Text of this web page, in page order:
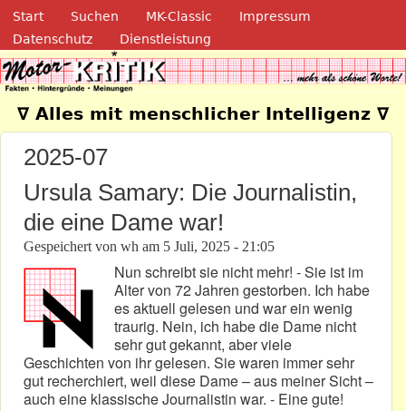
Direkt zum Inhalt
Navigation
Start Suchen MK-Classic
Impressum
Datenschutz
Dienstleistung
Motor-Kritik.de
∇ Alles mit menschlicher Intelligenz ∇
2025-07
Ursula Samary: Die Journalistin,
die eine Dame war!
Gespeichert von wh am 5 Juli, 2025 - 21:05
Nun schreibt sie nicht mehr! - Sie ist im
Alter von 72 Jahren gestorben. Ich habe
es aktuell gelesen und war ein wenig
traurig. Nein, ich habe die Dame nicht
sehr gut gekannt, aber viele
Geschichten von ihr gelesen. Sie waren immer sehr
gut recherchiert, weil diese Dame – aus meiner Sicht –
auch eine klassische Journalistin war. - Eine gute!